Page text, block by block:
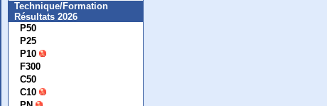
Technique/Formation
Résultats 2026
P50
P25
P10
F300
C50
C10